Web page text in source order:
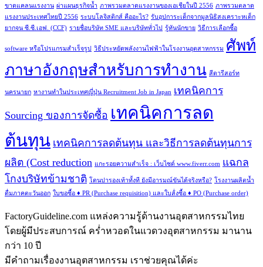
ขาดแคลนแรงงาน ผ่าแผนธุรกิจน้ำ ภาพรวมตลาดแรงงานของเอเชียในปี 2556 ภาพรวมตลาด
แรงงานประเทศไทยปี 2556 ระบบโลจิสติกส์ คืออะไร? รับอุปการะเด็กจากมูลนิธิสงเคราะหเด็ก
ยากจน ซี.ซี.เอฟ. (CCF) รายชื่อบริษัท SME และบริษัททั่วไป รู้ทันนักขาย วิธีการเลือกซื้อ
software หรือโปรแกรมสำเร็จรูป วิธีประหยัดพลังงานไฟฟ้าในโรงงานอุตสาหกรรม ศัพท์
ภาษาอังกฤษสำหรับการทำงาน สีดารีสอร์ท
นครนายก หางานทำในประเทศญี่ปุ่น Recruitment Job in Japan เทคนิคการ
Sourcing ของการจัดซื้อ เทคนิคการลด
ต้นทุน เทคนิคการลดต้นทุน และวิธีการลดต้นทุนการ
ผลิต (Cost reduction แกะรอยความสำเร็จ : เว็บไซด์ www.fiverr.com แฉกล
โกงบริษัทข้ามชาติ โดนปารองเท้าทั้งที ยังมีอารมณ์ขันได้จริงหรือ? โรงงานผลิตน้ำ
ดื่มภาคตะวันออก ใบขอซื้อ ♦ PR (Purchase requisition) และใบส้่งซื้อ ♦ PO (Purchase order)
FactoryGuideline.com แหล่งความรู้ด้านงานอุตสาหกรรมไทย
โดยผู้มีประสบการณ์ คร่ำหวอดในแวดวงอุตสาหกรรม มานาน
กว่า 10 ปี
มีคำถามเรื่องงานอุตสาหกรรม เราช่วยคุณได้ค่ะ